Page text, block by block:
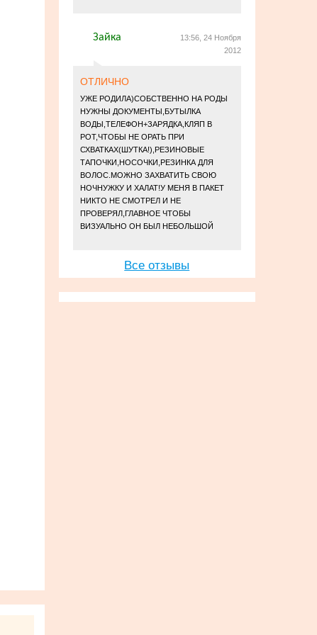
Зайка
13:56, 24 Ноября
2012
ОТЛИЧНО
УЖЕ РОДИЛА)СОБСТВЕННО НА РОДЫ
НУЖНЫ ДОКУМЕНТЫ,БУТЫЛКА
ВОДЫ,ТЕЛЕФОН+ЗАРЯДКА,КЛЯП В
РОТ,ЧТОБЫ НЕ ОРАТЬ ПРИ
СХВАТКАХ(ШУТКА!),РЕЗИНОВЫЕ
ТАПОЧКИ,НОСОЧКИ,РЕЗИНКА ДЛЯ
ВОЛОС.МОЖНО ЗАХВАТИТЬ СВОЮ
НОЧНУЖКУ И ХАЛАТ!У МЕНЯ В ПАКЕТ
НИКТО НЕ СМОТРЕЛ И НЕ
ПРОВЕРЯЛ,ГЛАВНОЕ ЧТОБЫ
ВИЗУАЛЬНО ОН БЫЛ НЕБОЛЬШОЙ
Все отзывы